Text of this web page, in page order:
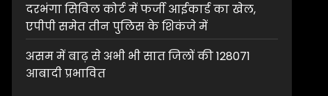
दरभंगा सिविल कोर्ट में फर्जी आईकार्ड का खेल,
एपीपी समेत तीन पुलिस के शिकंजे में
असम में बाढ़ से अभी भी सात जिलों की 128071
आबादी प्रभावित